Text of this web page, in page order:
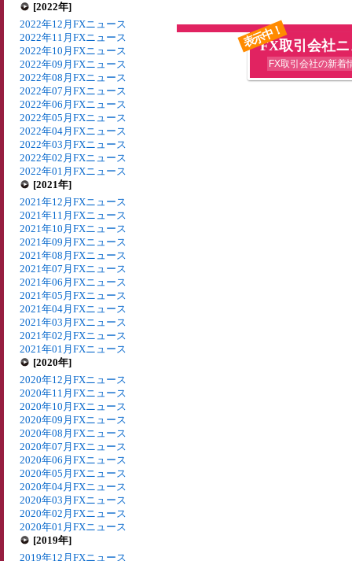
[2022年]
2022年12月FXニュース
2022年11月FXニュース
2022年10月FXニュース
2022年09月FXニュース
2022年08月FXニュース
2022年07月FXニュース
2022年06月FXニュース
2022年05月FXニュース
2022年04月FXニュース
2022年03月FXニュース
2022年02月FXニュース
2022年01月FXニュース
[2021年]
2021年12月FXニュース
2021年11月FXニュース
2021年10月FXニュース
2021年09月FXニュース
2021年08月FXニュース
2021年07月FXニュース
2021年06月FXニュース
2021年05月FXニュース
2021年04月FXニュース
2021年03月FXニュース
2021年02月FXニュース
2021年01月FXニュース
[2020年]
2020年12月FXニュース
2020年11月FXニュース
2020年10月FXニュース
2020年09月FXニュース
2020年08月FXニュース
2020年07月FXニュース
2020年06月FXニュース
2020年05月FXニュース
2020年04月FXニュース
2020年03月FXニュース
2020年02月FXニュース
2020年01月FXニュース
[2019年]
2019年12月FXニュース
表示中！
FX取引会社
FX取引会社の新着